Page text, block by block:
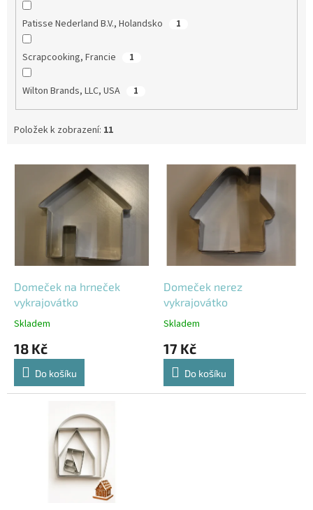
Patisse Nederland B.V., Holandsko 1
Scrapcooking, Francie 1
Wilton Brands, LLC, USA 1
Položek k zobrazení: 11
Domeček na hrneček
vykrajovátko
Skladem
18 Kč
Do košíku
Domeček nerez
vykrajovátko
Skladem
17 Kč
Do košíku